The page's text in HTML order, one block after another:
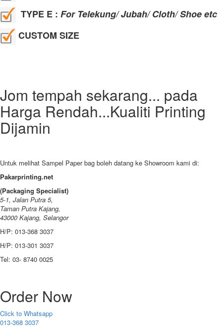
TYPE E : For Telekung/ Jubah/ Cloth/ Shoe etc
CUSTOM SIZE
Jom tempah sekarang... pada
Harga Rendah...Kualiti Printing
Dijamin
Untuk melihat Sampel Paper bag boleh datang ke Showroom kami di:
Pakarprinting.net
(Packaging Specialist)
5-1, Jalan Putra 5,
Taman Putra Kajang,
43000 Kajang, Selangor
H/P: 013-368 3037
H/P: 013-301 3037
Tel: 03- 8740 0025
Order Now
Click to Whatsapp
013-368 3037